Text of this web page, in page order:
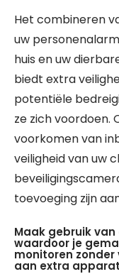
Het combineren
uw
huis en uw
biedt extra
potentiële
ze zich voordoen.
voorkomen van
veiligheid van uw
toevoeging zijn
Maak gebruik
waardoor je
monitoren
aan extra